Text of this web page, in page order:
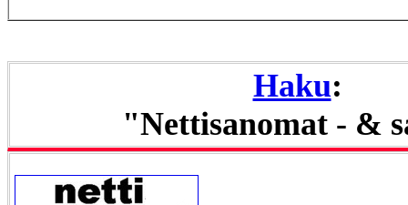
Haku:
"Nettisanomat - &